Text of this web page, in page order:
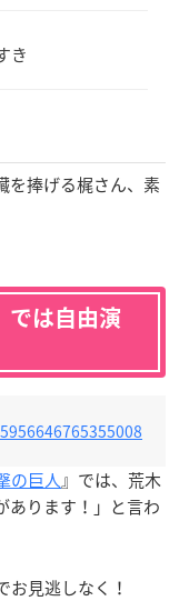
き
を捧げる梶さん、素
では自由演
の巨人』では、荒木
あります！」と言わ
見逃しなく！